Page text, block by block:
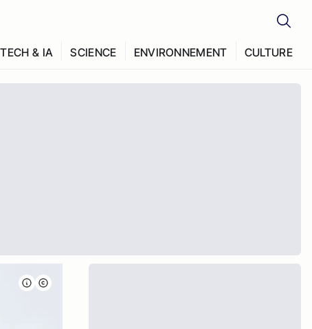
TECH & IA SCIENCE ENVIRONNEMENT CULTURE